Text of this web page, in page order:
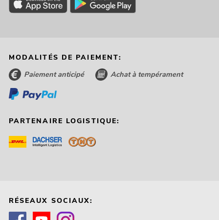
MODALITÉS DE PAIEMENT:
Paiement anticipé Achat à tempérament
PARTENAIRE LOGISTIQUE:
RÉSEAUX SOCIAUX: